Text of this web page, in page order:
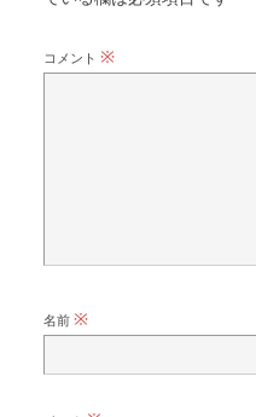
コメント ※
名前 ※